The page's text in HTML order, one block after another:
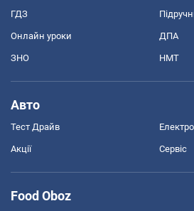
ГДЗ
Онлайн уроки ДПА
ЗНО НМТ
Авто
Тест Драйв
Акції Сервіс
Food Oboz